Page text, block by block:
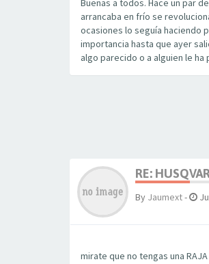
Buenas a todos. Hace un par
arrancaba en frío se
ocasiones lo seguía haciendo
importancia hasta que ayer
algo parecido o a alguien le
RE:
By Jaumext-
mirate que no tengas una